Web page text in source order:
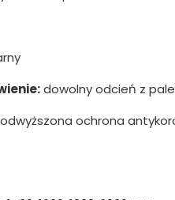
dowolny odcień z
ochrona